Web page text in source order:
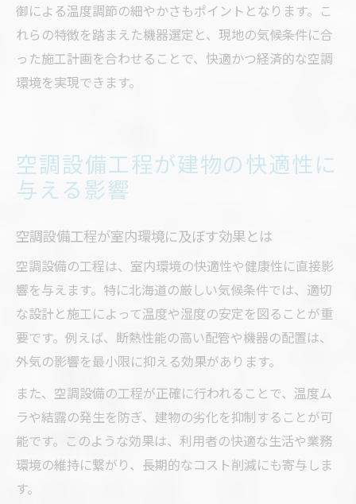
御による温度調節の細やかさもポイントとなります。こ
れらの特徴を踏まえた機器選定と、現地の気候条件に合
った施工計画を合わせることで、快適かつ経済的な空調
環境を実現できます。
空調設備工程が建物の快適性に
与える影響
空調設備工程が室内環境に及ぼす効果とは
空調設備の工程は、室内環境の快適性や健康性に直接影
響を与えます。特に北海道の厳しい気候条件では、適切
な設計と施工によって温度や湿度の安定を図ることが重
要です。例えば、断熱性能の高い配管や機器の配置は、
外気の影響を最小限に抑える効果があります。
また、空調設備の工程が正確に行われることで、温度ム
ラや結露の発生を防ぎ、建物の劣化を抑制することが可
能です。このような効果は、利用者の快適な生活や業務
環境の維持に繋がり、長期的なコスト削減にも寄与しま
す。